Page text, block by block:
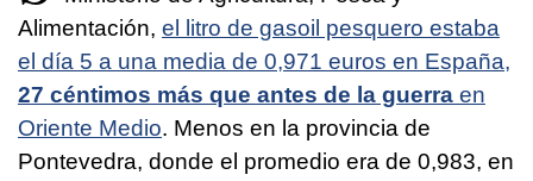
Alimentación, el litro de gasoil pesquero estaba
el día 5 a una media de 0,971 euros en España,
27 céntimos más que antes de la guerra en
Oriente Medio. Menos en la provincia de
Pontevedra, donde el promedio era de 0,983, en